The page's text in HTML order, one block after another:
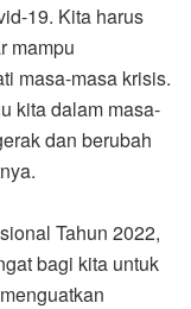
19. Kita harus
mampu
masa-masa krisis.
kita dalam masa-
dan berubah
Tahun 2022,
bagi kita untuk